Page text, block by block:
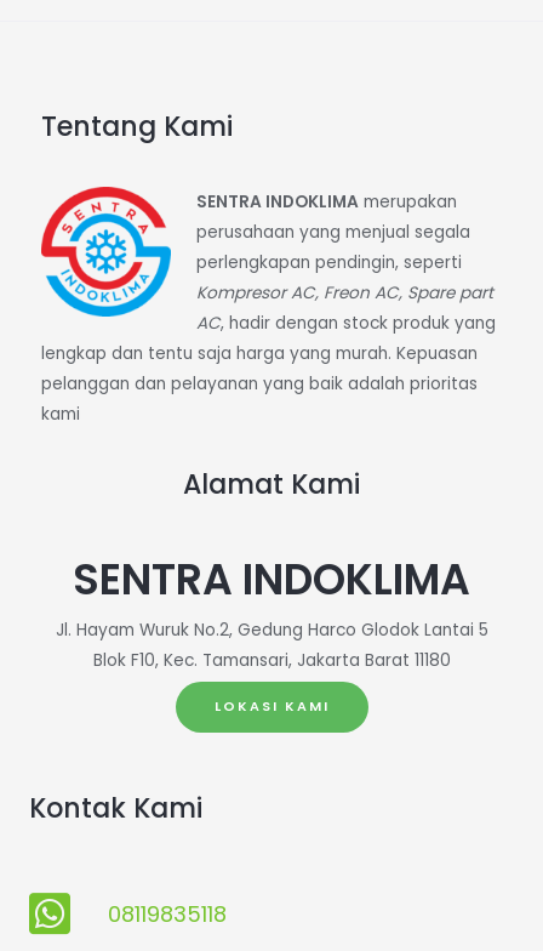
Tentang Kami
SENTRA INDOKLIMAmerupakan
perusahaan yang menjual segala
perlengkapan pendingin, seperti
Kompresor AC, Freon AC, Spare part
AC, hadir dengan stock produk yang
lengkap dan tentu saja harga yang murah. Kepuasan
pelanggan dan pelayanan yang baik adalah prioritas
kami
Alamat Kami
SENTRA INDOKLIMA
Jl. Hayam Wuruk No.2, Gedung Harco Glodok Lantai 5
Blok F10, Kec. Tamansari, Jakarta Barat 11180
LOKASI KAMI
Kontak Kami
08119835118